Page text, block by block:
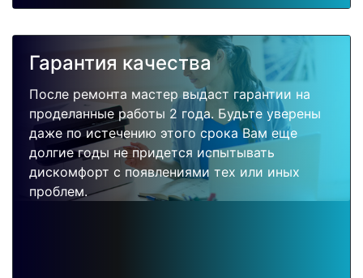
Гарантия качества
После ремонта мастер выдаст гарантии на
проделанные работы 2 года. Будьте уверены
даже по истечению этого срока Вам еще
долгие годы не придется испытывать
дискомфорт с появлениями тех или иных
проблем.